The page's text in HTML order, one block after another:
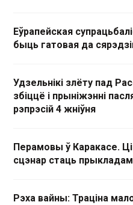
Еўрапейская
быць гатовая да
Удзельнікі злёту пад
збіццё і прыніжэнні
рэпрэсій 4 жніўня
Перамовы ў Каракасе.
сцэнар стаць прыкладам
Рэха вайны: Траціна